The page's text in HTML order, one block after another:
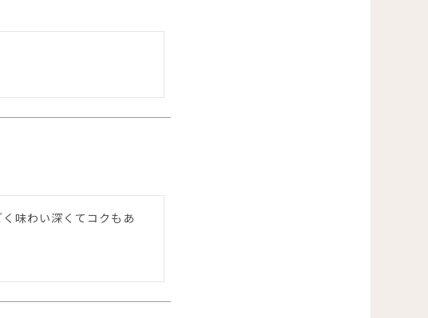
味わい深くてコクもあ